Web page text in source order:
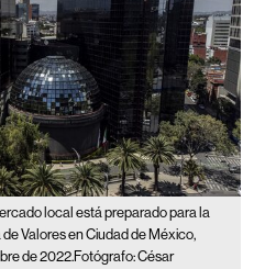
local está preparado para la
Valores en Ciudad de México,
de 2022.Fotógrafo: César